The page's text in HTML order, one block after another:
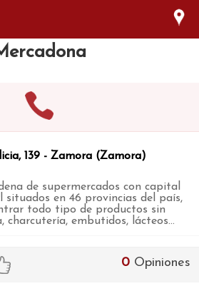
139 - Zamora (Zamora)
de supermercados con capital
situados en 46 provincias del país,
todo tipo de productos sin
charcutería, embutidos, lácteos...
0 Opiniones
declaration for domain group
aa8a-3b0205284212. Please add it to
Cookiebot Manager to authorize